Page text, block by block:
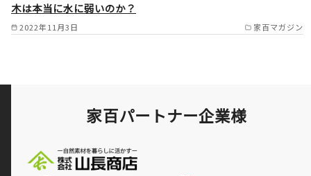
2022年11月3日 家百マガジン
木は本当に水に弱いのか？
家百パートナー企業様